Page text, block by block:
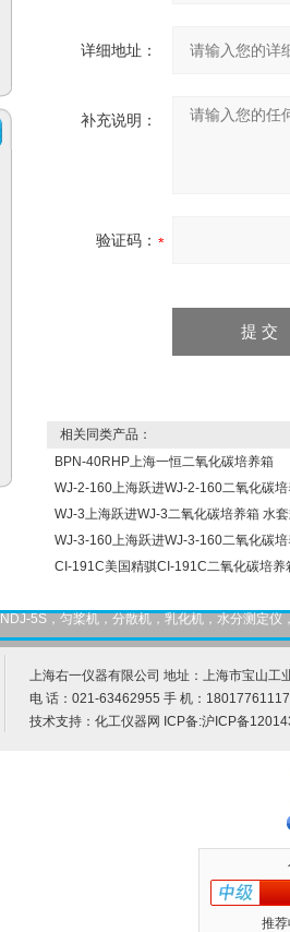
详细地址：
补充说明：
验证码：
相关同类产品：
BPN-40RHP上海一恒二氧化碳培养箱
WJ-2-160上海跃进WJ-2-160二氧化碳
WJ-3上海跃进WJ-3二氧化碳培养箱 水
WJ-3-160上海跃进WJ-3-160二氧化碳
CI-191C美国精骐CI-191C二氧化碳培养
5S，匀桨机，分散机，乳化机，水分测定
上海右一仪器有限公司 地址：上海市宝山工
电 话：021-63462955 手 机：
技术支持： 化工仪器网 ICP备:沪ICP备
推